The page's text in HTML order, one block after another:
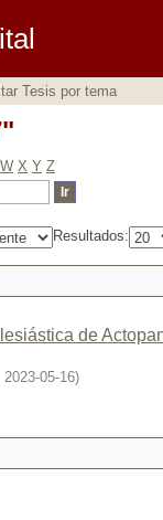
Tesis por tema
W X Y Z
Resultados:
de
2023-05-16)